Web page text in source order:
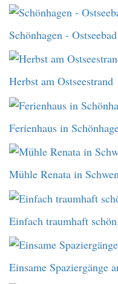
Schönhagen - Ostseebad
Herbst am Ostseestrand
Ferienhaus in
Mühle Renata in
Einfach traumhaft
Einsame Spaziergänge